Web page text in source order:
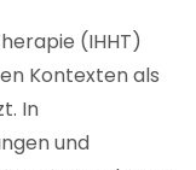
(IHHT)
Kontexten als
In
und